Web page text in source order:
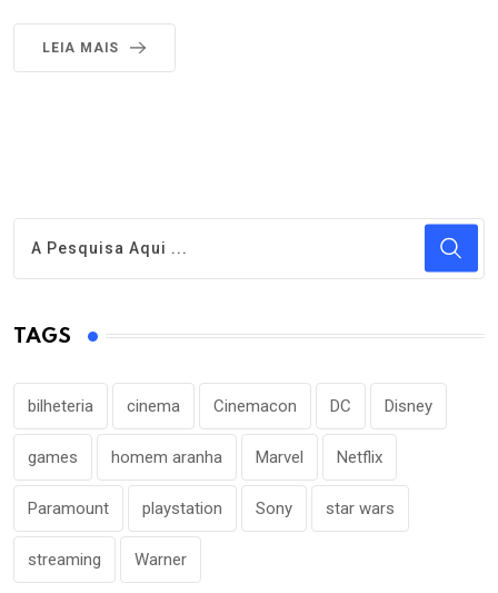
LEIA MAIS
TAGS
bilheteria cinema Cinemacon DC Disney
games homem aranha Marvel Netflix
Paramount playstation Sony star wars
streaming Warner